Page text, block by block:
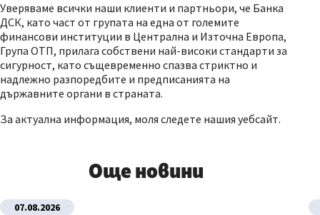
Уверяваме всички наши клиенти и партньори, че Банка
ДСК, като част от групата на една от големите
финансови институции в Централна и Източна Европа,
Група ОТП, прилага собствени най-високи стандарти за
сигурност, като същевременно спазва стриктно и
надлежно разпоредбите и предписанията на
държавните органи в страната.
За актуална информация, моля следете нашия уебсайт.
Още новини
07.08.2026